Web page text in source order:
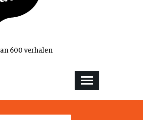
600 verhalen